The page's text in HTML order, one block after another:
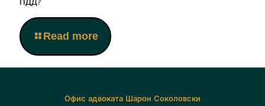
ПДД?
Read more
Офис адвоката Шарон Соколовски